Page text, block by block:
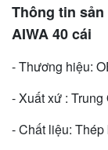
Thông tin
AIWA 40 cái
- Thương hiệu:
- Xuất xứ : Trung
- Chất liệu: Thép